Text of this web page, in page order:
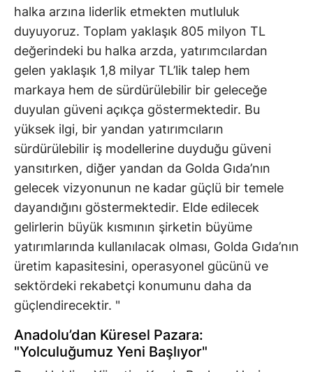
halka arzına liderlik etmekten mutluluk
duyuyoruz. Toplam yaklaşık 805 milyon TL
değerindeki bu halka arzda, yatırımcılardan
gelen yaklaşık 1,8 milyar TL’lik talep hem
markaya hem de sürdürülebilir bir geleceğe
duyulan güveni açıkça göstermektedir. Bu
yüksek ilgi, bir yandan yatırımcıların
sürdürülebilir iş modellerine duyduğu güveni
yansıtırken, diğer yandan da Golda Gıda’nın
gelecek vizyonunun ne kadar güçlü bir temele
dayandığını göstermektedir. Elde edilecek
gelirlerin büyük kısmının şirketin büyüme
yatırımlarında kullanılacak olması, Golda Gıda’nın
üretim kapasitesini, operasyonel gücünü ve
sektördeki rekabetçi konumunu daha da
güçlendirecektir. "
Anadolu’dan Küresel Pazara:
"Yolculuğumuz Yeni Başlıyor"